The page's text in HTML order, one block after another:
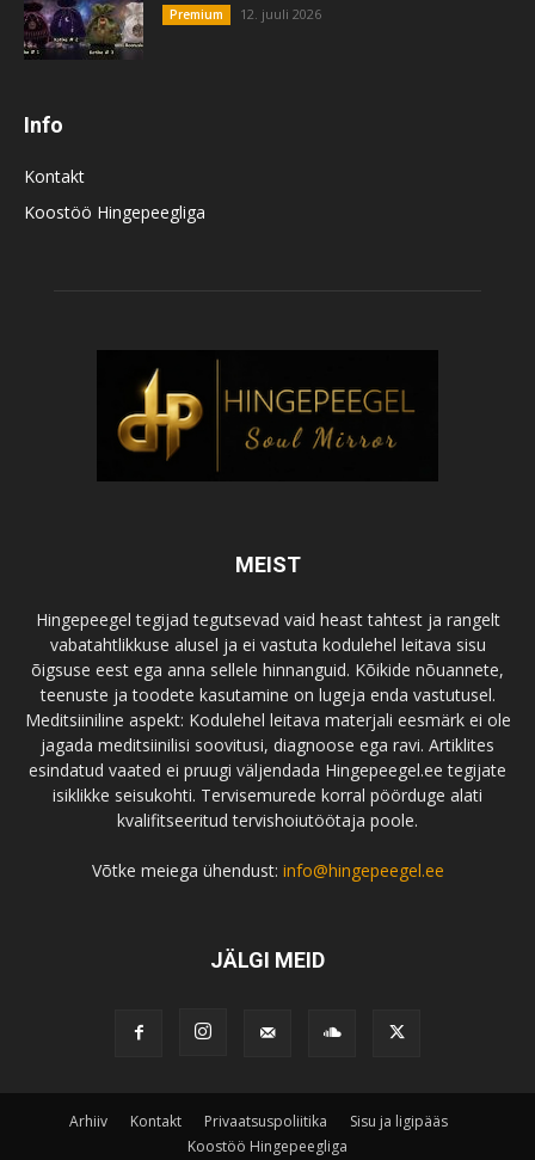
Premium 12. juuli 2026
Info
Kontakt
Koostöö Hingepeegliga
MEIST
Hingepeegel tegijad tegutsevad vaid heast tahtest ja rangelt
vabatahtlikkuse alusel ja ei vastuta kodulehel leitava sisu
õigsuse eest ega anna sellele hinnanguid. Kõikide nõuannete,
teenuste ja toodete kasutamine on lugeja enda vastutusel.
Meditsiiniline aspekt: Kodulehel leitava materjali eesmärk ei ole
jagada meditsiinilisi soovitusi, diagnoose ega ravi. Artiklites
esindatud vaated ei pruugi väljendada Hingepeegel.ee tegijate
isiklikke seisukohti. Tervisemurede korral pöörduge alati
kvalifitseeritud tervishoiutöötaja poole.
Võtke meiega ühendust: info@hingepeegel.ee
JÄLGI MEID
Arhiiv Kontakt Privaatsuspoliitika
Sisu ja ligipääs
Koostöö Hingepeegliga